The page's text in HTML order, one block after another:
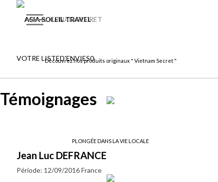
VIETNAM SECRET
Découvrez nos produits originaux " Vietnam Secret "
PLONGÉE DANS LA VIE LOCALE
VOTRE LISTED'ENVIES0
Témoignages
Jean Luc DEFRANCE
Période: 12/09/2016 France